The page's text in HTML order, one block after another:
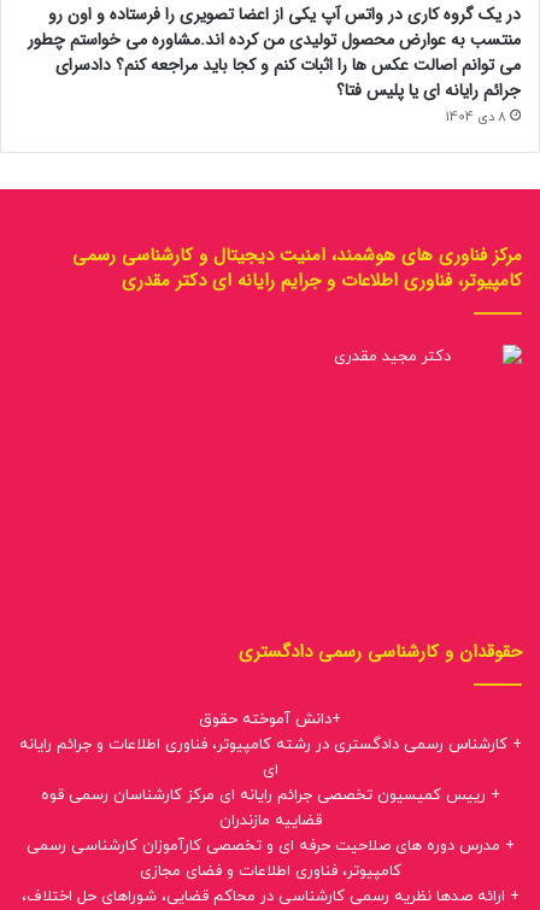
در یک گروه کاری در واتس آپ یکی از اعضا تصویری را فرستاده و اون رو
منتسب به عوارض محصول تولیدی من کرده اند.مشاوره می خواستم چطور
می توانم اصالت عکس ها را اثبات کنم و کجا باید مراجعه کنم؟ دادسرای
جرائم رایانه ای یا پلیس فتا؟
8 دی 1404
مرکز فناوری های هوشمند، امنیت دیجیتال و کارشناسی رسمی
کامپیوتر، فناوری اطلاعات و جرایم رایانه ای دکتر مقدری
حقوقدان و کارشناسی رسمی دادگستری
+دانش آموخته حقوق
+ کارشناس رسمی دادگستری در رشته کامپیوتر، فناوری اطلاعات و جرائم رایانه
ای
+ رییس کمیسیون تخصصی جرائم رایانه ای مرکز کارشناسان رسمی قوه
قضاییه مازندران
+ مدرس دوره های صلاحیت حرفه ای و تخصصی کارآموزان کارشناسی رسمی
کامپیوتر، فناوری اطلاعات و فضای مجازی
+ ارائه صدها نظریه رسمی کارشناسی در محاکم قضایی، شوراهای حل اختلاف،